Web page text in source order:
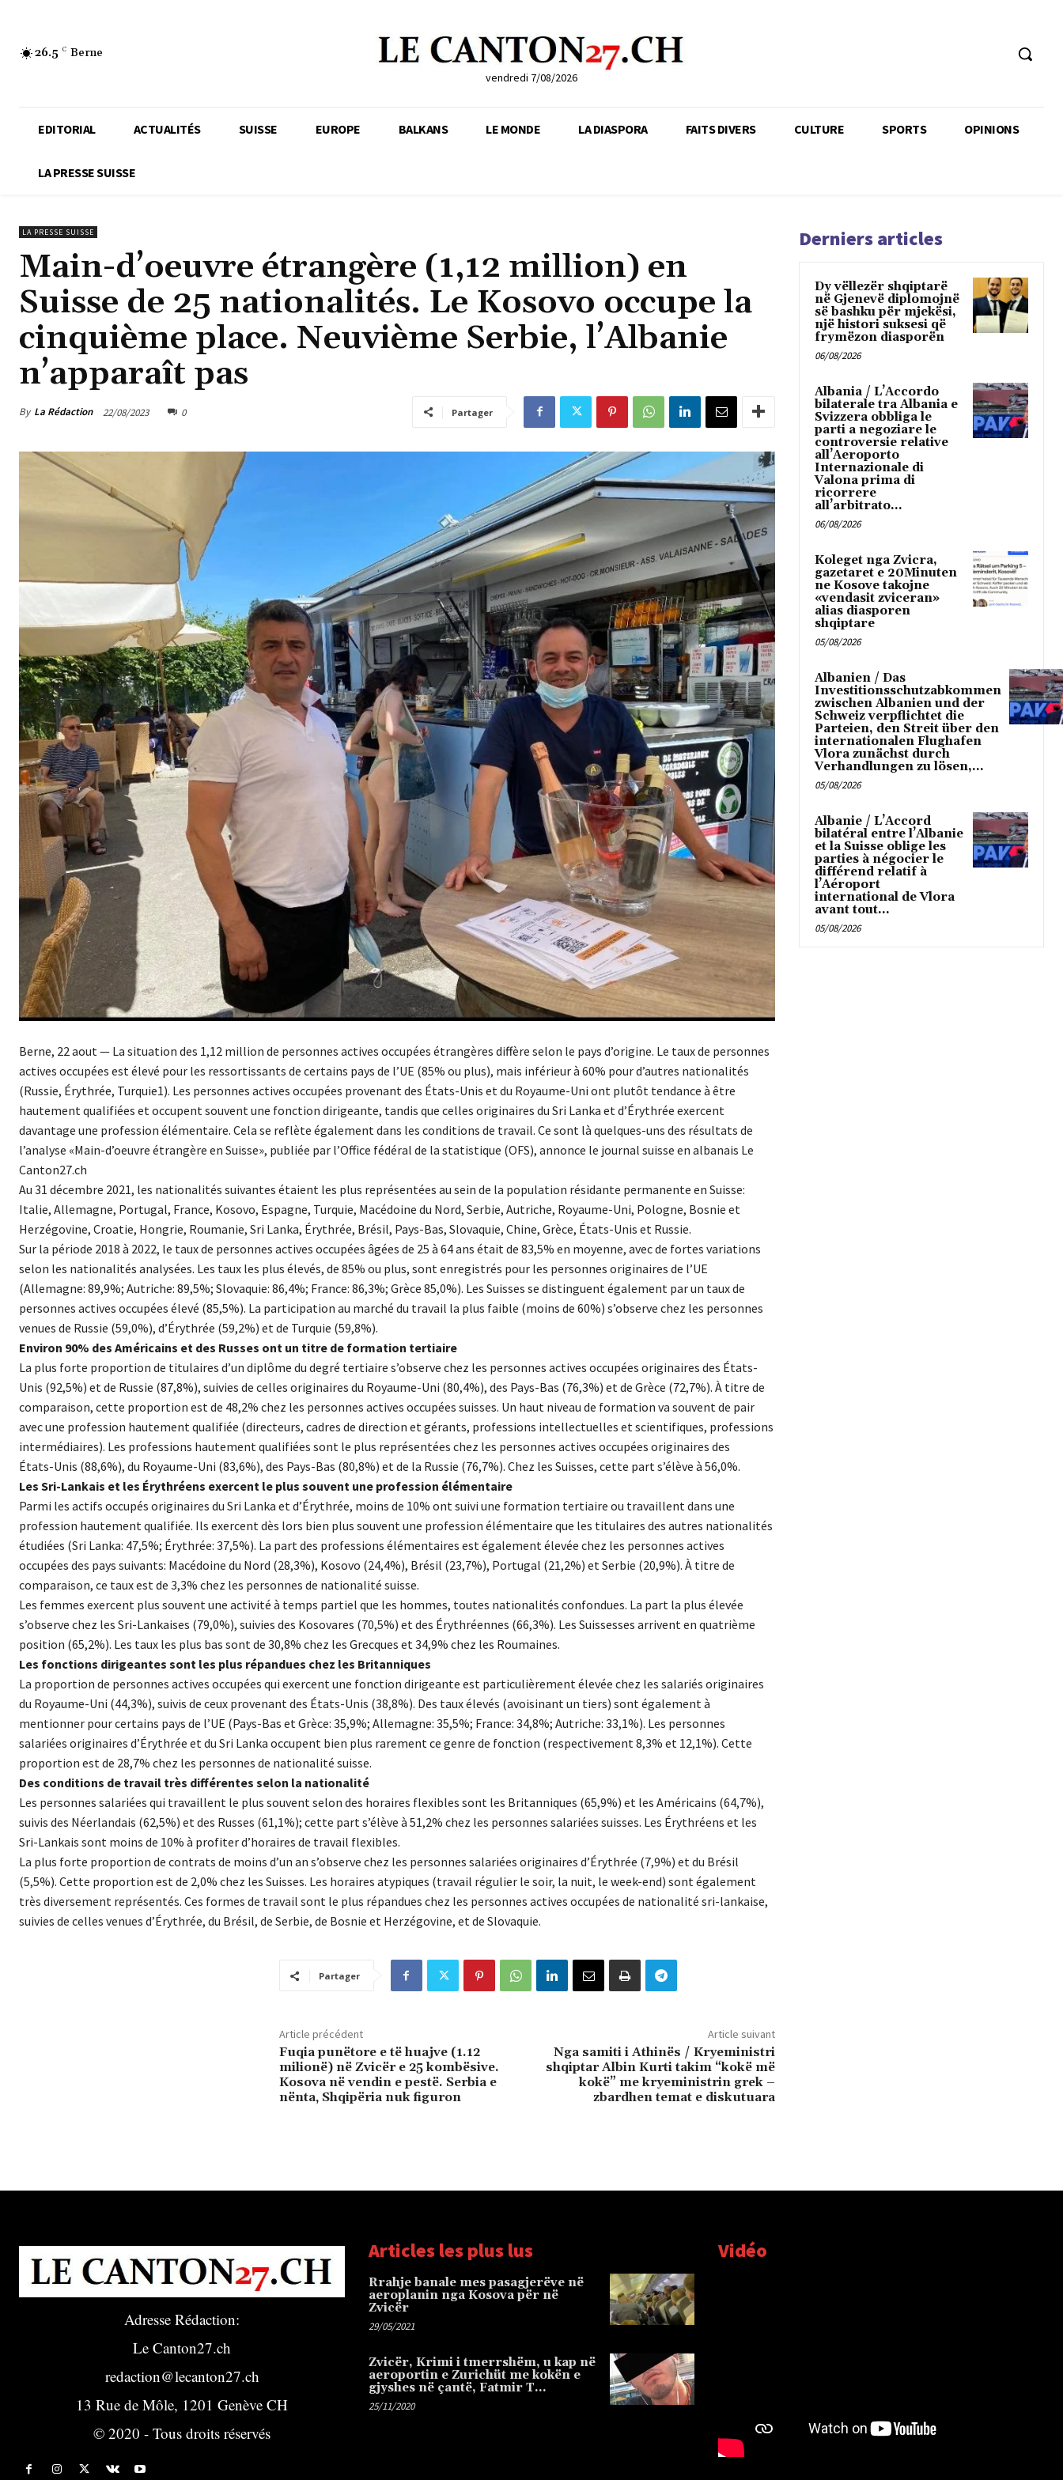
26.5 C Berne
vendredi 7/08/2026
EDITORIAL ACTUALITÉS SUISSE EUROPE BALKANS LE MONDE LA DIASPORA FAITS DIVERS CULTURE SPORTS OPINIONS
LA PRESSE SUISSE
LA PRESSE SUISSE
Main-d’oeuvre étrangère (1,12 million) en
Suisse de 25 nationalités. Le Kosovo occupe la
cinquième place. Neuvième Serbie, l’Albanie
n’apparaît pas
By La Rédaction 22/08/2023 0 Partager
Berne, 22 aout — La situation des 1,12 million de personnes actives occupées étrangères diffère selon le pays d’origine. Le taux de personnes
actives occupées est élevé pour les ressortissants de certains pays de l’UE (85% ou plus), mais inférieur à 60% pour d’autres nationalités
(Russie, Érythrée, Turquie1). Les personnes actives occupées provenant des États-Unis et du Royaume-Uni ont plutôt tendance à être
hautement qualifiées et occupent souvent une fonction dirigeante, tandis que celles originaires du Sri Lanka et d’Érythrée exercent
davantage une profession élémentaire. Cela se reflète également dans les conditions de travail. Ce sont là quelques-uns des résultats de
l’analyse «Main-d’oeuvre étrangère en Suisse», publiée par l’Office fédéral de la statistique (OFS), annonce le journal suisse en albanais Le
Canton27.ch
Au 31 décembre 2021, les nationalités suivantes étaient les plus représentées au sein de la population résidante permanente en Suisse:
Italie, Allemagne, Portugal, France, Kosovo, Espagne, Turquie, Macédoine du Nord, Serbie, Autriche, Royaume-Uni, Pologne, Bosnie et
Herzégovine, Croatie, Hongrie, Roumanie, Sri Lanka, Érythrée, Brésil, Pays-Bas, Slovaquie, Chine, Grèce, États-Unis et Russie.
Sur la période 2018 à 2022, le taux de personnes actives occupées âgées de 25 à 64 ans était de 83,5% en moyenne, avec de fortes variations
selon les nationalités analysées. Les taux les plus élevés, de 85% ou plus, sont enregistrés pour les personnes originaires de l’UE
(Allemagne: 89,9%; Autriche: 89,5%; Slovaquie: 86,4%; France: 86,3%; Grèce 85,0%). Les Suisses se distinguent également par un taux de
personnes actives occupées élevé (85,5%). La participation au marché du travail la plus faible (moins de 60%) s’observe chez les personnes
venues de Russie (59,0%), d’Érythrée (59,2%) et de Turquie (59,8%).
Environ 90% des Américains et des Russes ont un titre de formation tertiaire
La plus forte proportion de titulaires d’un diplôme du degré tertiaire s’observe chez les personnes actives occupées originaires des États-
Unis (92,5%) et de Russie (87,8%), suivies de celles originaires du Royaume-Uni (80,4%), des Pays-Bas (76,3%) et de Grèce (72,7%). À titre de
comparaison, cette proportion est de 48,2% chez les personnes actives occupées suisses. Un haut niveau de formation va souvent de pair
avec une profession hautement qualifiée (directeurs, cadres de direction et gérants, professions intellectuelles et scientifiques, professions
intermédiaires). Les professions hautement qualifiées sont le plus représentées chez les personnes actives occupées originaires des
États-Unis (88,6%), du Royaume-Uni (83,6%), des Pays-Bas (80,8%) et de la Russie (76,7%). Chez les Suisses, cette part s’élève à 56,0%.
Les Sri-Lankais et les Érythréens exercent le plus souvent une profession élémentaire
Parmi les actifs occupés originaires du Sri Lanka et d’Érythrée, moins de 10% ont suivi une formation tertiaire ou travaillent dans une
profession hautement qualifiée. Ils exercent dès lors bien plus souvent une profession élémentaire que les titulaires des autres nationalités
étudiées (Sri Lanka: 47,5%; Érythrée: 37,5%). La part des professions élémentaires est également élevée chez les personnes actives
occupées des pays suivants: Macédoine du Nord (28,3%), Kosovo (24,4%), Brésil (23,7%), Portugal (21,2%) et Serbie (20,9%). À titre de
comparaison, ce taux est de 3,3% chez les personnes de nationalité suisse.
Les femmes exercent plus souvent une activité à temps partiel que les hommes, toutes nationalités confondues. La part la plus élevée
s’observe chez les Sri-Lankaises (79,0%), suivies des Kosovares (70,5%) et des Érythréennes (66,3%). Les Suissesses arrivent en quatrième
position (65,2%). Les taux les plus bas sont de 30,8% chez les Grecques et 34,9% chez les Roumaines.
Les fonctions dirigeantes sont les plus répandues chez les Britanniques
La proportion de personnes actives occupées qui exercent une fonction dirigeante est particulièrement élevée chez les salariés originaires
du Royaume-Uni (44,3%), suivis de ceux provenant des États-Unis (38,8%). Des taux élevés (avoisinant un tiers) sont également à
mentionner pour certains pays de l’UE (Pays-Bas et Grèce: 35,9%; Allemagne: 35,5%; France: 34,8%; Autriche: 33,1%). Les personnes
salariées originaires d’Érythrée et du Sri Lanka occupent bien plus rarement ce genre de fonction (respectivement 8,3% et 12,1%). Cette
proportion est de 28,7% chez les personnes de nationalité suisse.
Des conditions de travail très différentes selon la nationalité
Les personnes salariées qui travaillent le plus souvent selon des horaires flexibles sont les Britanniques (65,9%) et les Américains (64,7%),
suivis des Néerlandais (62,5%) et des Russes (61,1%); cette part s’élève à 51,2% chez les personnes salariées suisses. Les Érythréens et les
Sri-Lankais sont moins de 10% à profiter d’horaires de travail flexibles.
La plus forte proportion de contrats de moins d’un an s’observe chez les personnes salariées originaires d’Érythrée (7,9%) et du Brésil
(5,5%). Cette proportion est de 2,0% chez les Suisses. Les horaires atypiques (travail régulier le soir, la nuit, le week-end) sont également
très diversement représentés. Ces formes de travail sont le plus répandues chez les personnes actives occupées de nationalité sri-lankaise,
suivies de celles venues d’Érythrée, du Brésil, de Serbie, de Bosnie et Herzégovine, et de Slovaquie.
Partager
Article précédent
Fuqia punëtore e të huajve (1.12
milionë) në Zvicër e 25 kombësive.
Kosova në vendin e pestë. Serbia e
nënta, Shqipëria nuk figuron
Article suivant
Nga samiti i Athinës / Kryeministri
shqiptar Albin Kurti takim “kokë më
kokë” me kryeministrin grek –
zbardhen temat e diskutuara
Derniers articles
Dy vëllezër shqiptarë
në Gjenevë diplomojnë
së bashku për mjekësi,
një histori suksesi që
frymëzon diasporën
06/08/2026
Albania / L’Accordo
bilaterale tra Albania e
Svizzera obbliga le
parti a negoziare le
controversie relative
all’Aeroporto
Internazionale di
Valona prima di
ricorrere
all’arbitrato...
06/08/2026
Koleget nga Zvicra,
gazetaret e 20Minuten
ne Kosove takojne
«vendasit zviceran»
alias diasporen
shqiptare
05/08/2026
Albanien / Das
Investitionsschutzabkommen
zwischen Albanien und der
Schweiz verpflichtet die
Parteien, den Streit über den
internationalen Flughafen
Vlora zunächst durch
Verhandlungen zu lösen,...
05/08/2026
Albanie / L’Accord
bilatéral entre l’Albanie
et la Suisse oblige les
parties à négocier le
différend relatif à
l’Aéroport
international de Vlora
avant tout...
05/08/2026
Adresse Rédaction:
Le Canton27.ch
redaction@lecanton27.ch
13 Rue de Môle, 1201 Genève CH
© 2020 - Tous droits réservés
Articles les plus lus
Rrahje banale mes pasagjerëve në
aeroplanin nga Kosova për në
Zvicër
29/05/2021
Zvicër, Krimi i tmerrshëm, u kap në
aeroportin e Zurichüt me kokën e
gjyshes në çantë, Fatmir T…
25/11/2020
Vidéo